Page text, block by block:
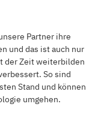
Partner ihre
und das ist auch nur
der Zeit weiterbilden
So sind
Stand und können
umgehen.